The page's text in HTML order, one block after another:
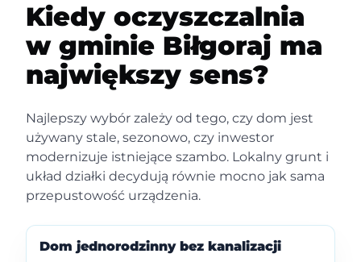
Kiedy oczyszczalnia
w gminie Biłgoraj ma
największy sens?
Najlepszy wybór zależy od tego, czy dom jest
używany stale, sezonowo, czy inwestor
modernizuje istniejące szambo. Lokalny grunt i
układ działki decydują równie mocno jak sama
przepustowość urządzenia.
Dom jednorodzinny bez kanalizacji